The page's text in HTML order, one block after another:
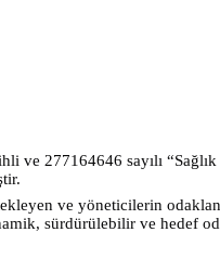
277164646 sayılı “Sağlık
ve yöneticilerin
sürdürülebilir ve hedef